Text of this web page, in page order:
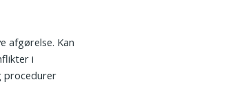
afgørelse. Kan
i
procedurer